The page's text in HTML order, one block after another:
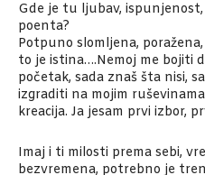
Gde je tu ljubav, ispunjenost,
poenta?
Potpuno slomljena,
to je istina….Nemoj me bojiti
početak, sada znaš šta nisi,
izgraditi na mojim
kreacija. Ja jesam prvi izbor,
Imaj i ti milosti prema sebi,
bezvremena, potrebno je